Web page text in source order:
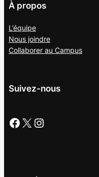
À propos
L’équipe
Nous joindre
Collaborer au Campus
Suivez-nous
Facebook X Instagram